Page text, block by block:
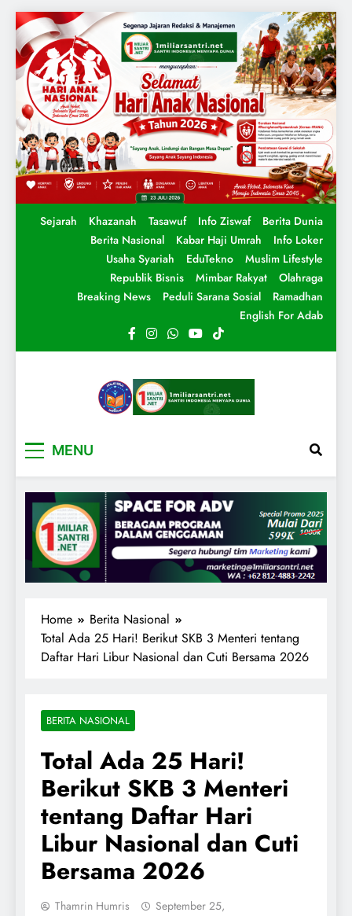
Sejarah Khazanah Tasawuf Info Ziswaf
Berita Dunia
Berita Nasional
Kabar Haji Umrah
Info Loker
Usaha Syariah
EduTekno
Muslim Lifestyle
Republik Bisnis
Mimbar Rakyat
Olahraga
Breaking News
Peduli Sarana Sosial
Ramadhan
English For Adab
MENU
Home
Berita Nasional
Total Ada 25 Hari! Berikut SKB 3 Menteri tentang
Daftar Hari Libur Nasional dan Cuti Bersama 2026
BERITA NASIONAL
Total Ada 25 Hari!
Berikut SKB 3 Menteri
tentang Daftar Hari
Libur Nasional dan Cuti
Bersama 2026
Thamrin Humris
September 25,